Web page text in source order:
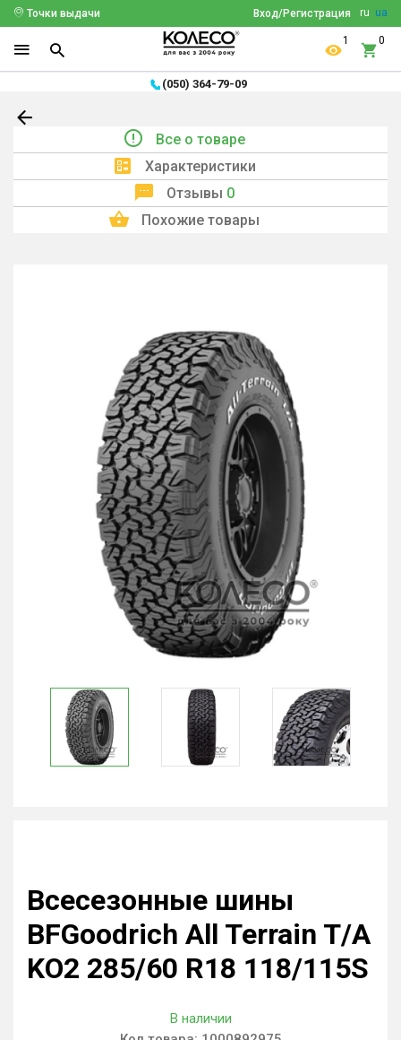
ru ua
Вход/Регистрация
Точки выдачи
1 0
(050) 364-79-09
Все о товаре
Характеристики
Отзывы 0
Похожие товары
Всесезонные шины
BFGoodrich All Terrain T/A
KO2 285/60 R18 118/115S
В наличии